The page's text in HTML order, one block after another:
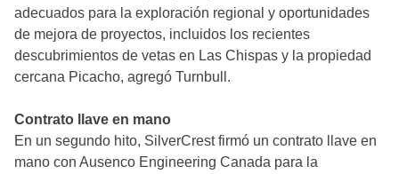
adecuados para la exploración regional y oportunidades
de mejora de proyectos, incluidos los recientes
descubrimientos de vetas en Las Chispas y la propiedad
cercana Picacho, agregó Turnbull.
Contrato llave en mano
En un segundo hito, SilverCrest firmó un contrato llave en
mano con Ausenco Engineering Canada para la